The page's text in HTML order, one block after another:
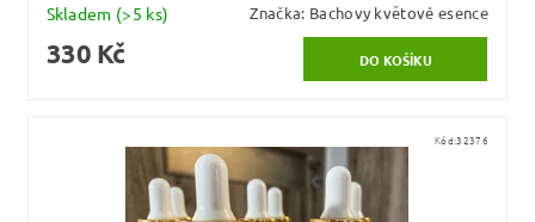
Skladem (>5 ks) Značka: Bachovy květové esence
330 Kč
Kód:32376